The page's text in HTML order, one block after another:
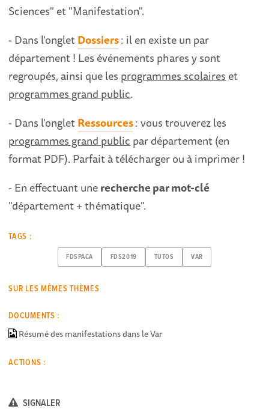
Sciences" et "Manifestation".
- Dans l'ongletDossiers: il en existe un par
département ! Les événements phares y sont
regroupés, ainsi que les programmes scolaires et
programmes grand public.
- Dans l'ongletRessources: vous trouverez les
programmes grand public par département (en
format PDF). Parfait à télécharger ou à imprimer !
- En effectuant unerecherche par mot-clé
"département + thématique".
TAGS :
FDSPACA FDS2019 TUTOS VAR
SUR LES MÊMES THÈMES
DOCUMENTS :
Résumé des manifestations dans le Var
ACTIONS :
SIGNALER